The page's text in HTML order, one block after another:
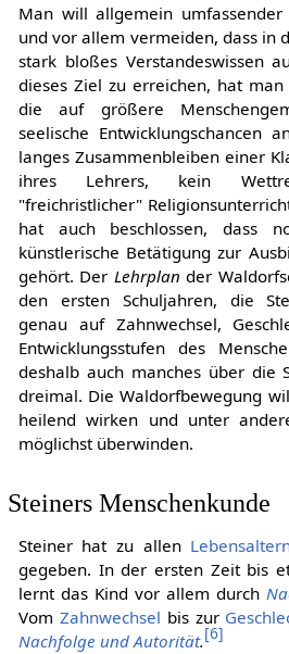
Man will allgemein
und vor allem vermeiden, dass in
stark bloßes Verstandeswissen
dieses Ziel zu erreichen, hat
die auf größere
seelische Entwicklungschancen
langes Zusammenbleiben einer
ihres Lehrers, kein
"freichristlicher"
hat auch beschlossen, dass
künstlerische Betätigung zur
gehört. Der Lehrplan der
den ersten Schuljahren, die
genau auf Zahnwechsel,
Entwicklungsstufen des
deshalb auch manches über die
dreimal. Die Waldorfbewegung
heilend wirken und unter
möglichst überwinden.
Steiners Menschenkunde
Steiner hat zu allen
gegeben. In der ersten Zeit bis
lernt das Kind vor allem durch
Vom Zahnwechsel bis zur
Nachfolge und Autorität.[6]